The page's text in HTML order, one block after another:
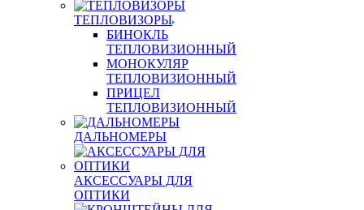
ТЕПЛОВИЗОРЫ
БИНОКЛЬ
ТЕПЛОВИЗИОННЫЙ
МОНОКУЛЯР
ТЕПЛОВИЗИОННЫЙ
ПРИЦЕЛ
ТЕПЛОВИЗИОННЫЙ
ДАЛЬНОМЕРЫ
АКСЕССУАРЫ ДЛЯ
ОПТИКИ